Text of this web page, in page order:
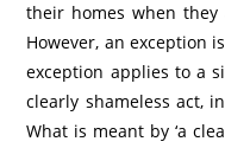
their homes when they
However, an exception
exception applies to a
clearly shameless act,
What is meant by ‘a